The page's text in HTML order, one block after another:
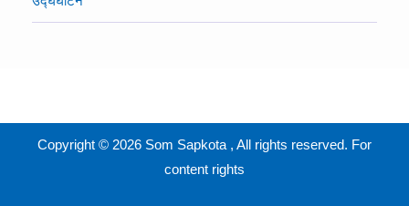
Copyright © 2026 Som Sapkota , All rights reserved. For
content rights